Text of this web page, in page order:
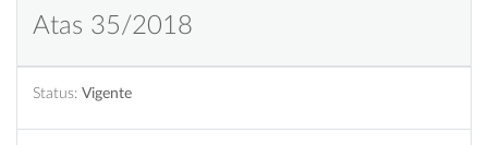
Atas 35/2018
Status: Vigente